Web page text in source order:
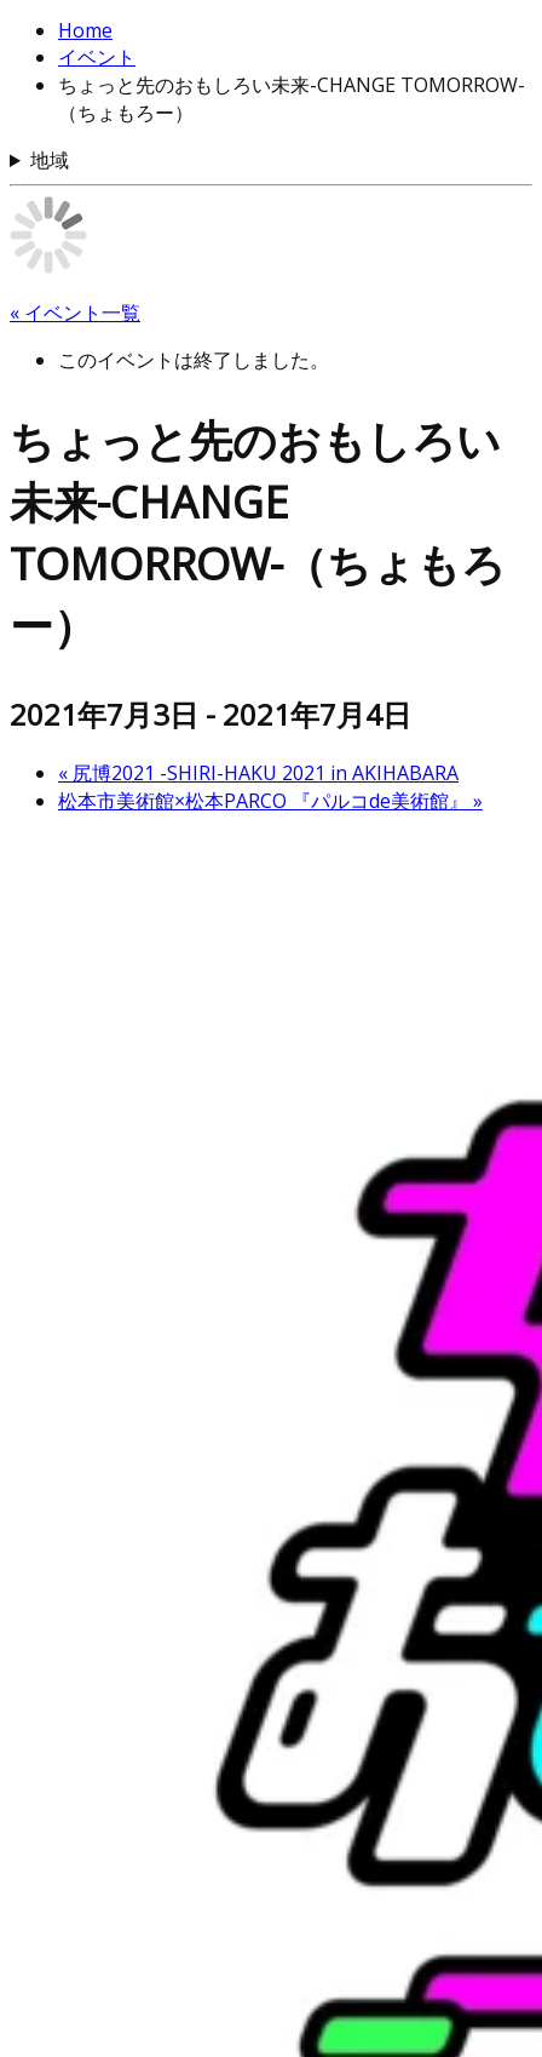
Home
イベント
ちょっと先のおもしろい未来-CHANGE TOMORROW-
（ちょもろー）
地域
« イベント一覧
このイベントは終了しました。
ちょっと先のおもしろい
未来-CHANGE
TOMORROW-（ちょもろ
ー）
2021年7月3日 - 2021年7月4日
« 尻博2021 -SHIRI-HAKU 2021 in AKIHABARA
松本市美術館×松本PARCO 『パルコde美術館』 »